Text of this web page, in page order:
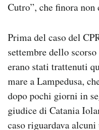
Cutro”, che finora
Prima del caso del
settembre dello
erano stati trattenuti
mare a Lampedusa,
dopo pochi giorni in
giudice di Catania
caso riguardava